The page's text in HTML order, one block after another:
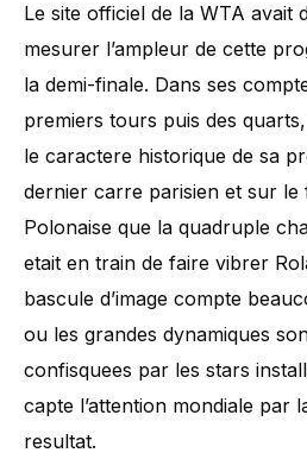
Le site officiel de la WTA avait
mesurer l’ampleur de cette
la demi-finale. Dans ses
premiers tours puis des
le caractere historique de sa
dernier carre parisien et sur le
Polonaise que la quadruple
etait en train de faire vibrer
bascule d’image compte
ou les grandes dynamiques
confisquees par les stars
capte l’attention mondiale par
resultat.